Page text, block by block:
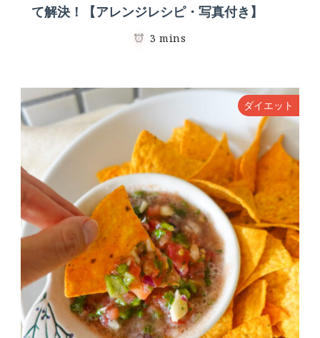
て解決！【アレンジレシピ・写真付き】
3 mins
ダイエット